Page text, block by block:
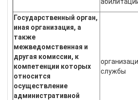
Государственный орган,
иная организация, а
также
межведомственная и
другая комиссии, к
компетенции которых
относится
осуществление
административной
службы